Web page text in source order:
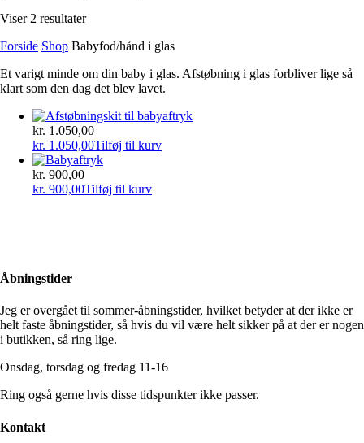
Viser 2 resultater
Forside Shop Babyfod/hånd i glas
Et varigt minde om din baby i glas. Afstøbning i glas forbliver lige så
klart som den dag det blev lavet.
kr. 1.050,00
kr. 1.050,00Tilføj til kurv
kr. 900,00
kr. 900,00Tilføj til kurv
Åbningstider
Jeg er overgået til sommer-åbningstider, hvilket betyder at der ikke er
helt faste åbningstider, så hvis du vil være helt sikker på at der er nogen
i butikken, så ring lige.
Onsdag, torsdag og fredag 11-16
Ring også gerne hvis disse tidspunkter ikke passer.
Kontakt